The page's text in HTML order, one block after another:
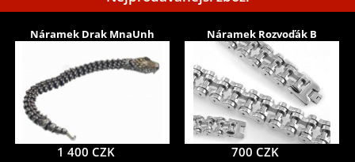
Náramek Drak MnaUnh
1 400 CZK
Náramek Rozvoďák B
700 CZK